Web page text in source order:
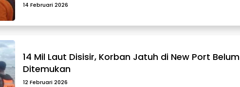
14 Februari 2026
14 Mil Laut Disisir, Korban Jatuh di New Port Belum
Ditemukan
12 Februari 2026